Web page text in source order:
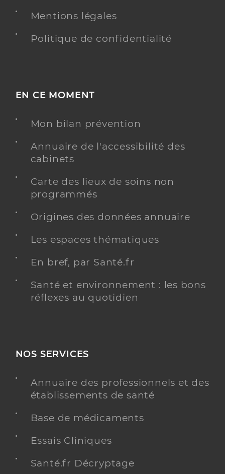
Mentions légales
Politique de confidentialité
EN CE MOMENT
Mon bilan prévention
Annuaire de l'accessibilité des
cabinets
Carte des lieux de soins non
programmés
Origines des données annuaire
Les espaces thématiques
En bref, par Santé.fr
Santé et environnement : les bons
réflexes au quotidien
NOS SERVICES
Annuaire des professionnels et des
établissements de santé
Base de médicaments
Essais Cliniques
Santé.fr Décryptage